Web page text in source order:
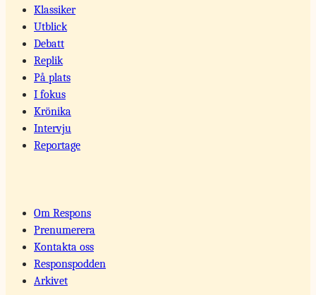
Klassiker
Utblick
Debatt
Replik
På plats
I fokus
Krönika
Intervju
Reportage
Om Respons
Prenumerera
Kontakta oss
Responspodden
Arkivet